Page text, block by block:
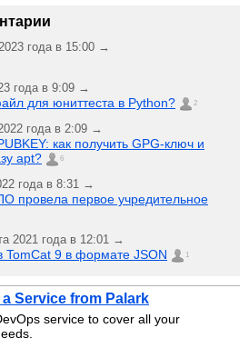
года в 15:00 →
года в 9:09 →
для юниттеста в Python? 2
года в 2:09 →
как получить GPG-ключ и
apt?
6
года в 8:31 →
провела первое учредительное
2021 года в 12:01 →
TomCat 9 в формате JSON 1
a Service from Palark
service to cover all your